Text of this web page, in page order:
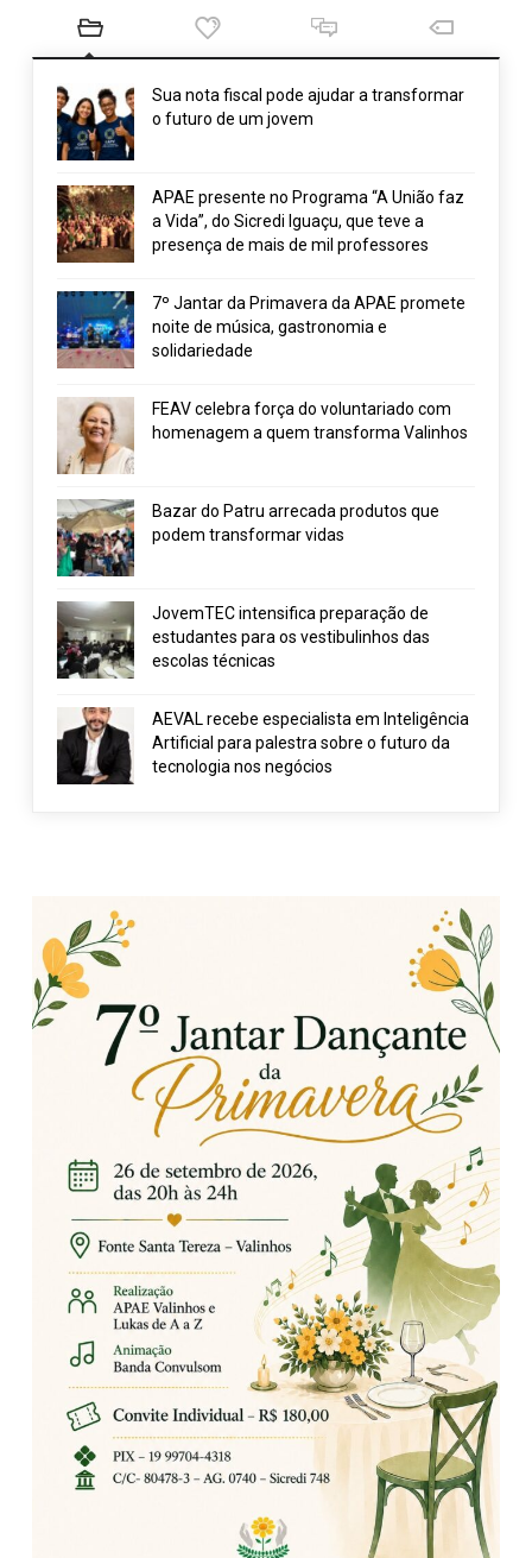
Sua nota fiscal pode ajudar a transformar
o futuro de um jovem
APAE presente no Programa “A União faz
a Vida”, do Sicredi Iguaçu, que teve a
presença de mais de mil professores
7º Jantar da Primavera da APAE promete
noite de música, gastronomia e
solidariedade
FEAV celebra força do voluntariado com
homenagem a quem transforma Valinhos
Bazar do Patru arrecada produtos que
podem transformar vidas
JovemTEC intensifica preparação de
estudantes para os vestibulinhos das
escolas técnicas
AEVAL recebe especialista em Inteligência
Artificial para palestra sobre o futuro da
tecnologia nos negócios